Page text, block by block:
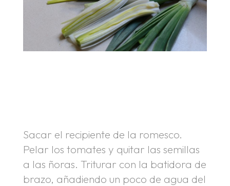
Sacar el recipiente de la romesco.
Pelar los tomates y quitar las semillas
a las ñoras. Triturar con la batidora de
brazo, añadiendo un poco de agua del